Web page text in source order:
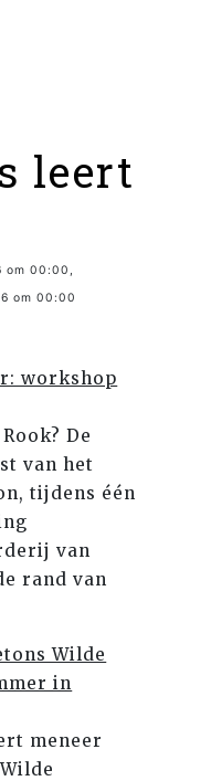
leert
om 00:00,
om 00:00
workshop
De
van het
tijdens één
van
rand van
Wilde
in
meneer